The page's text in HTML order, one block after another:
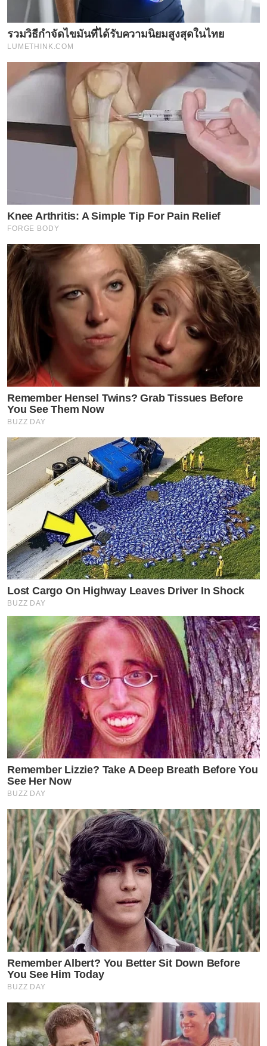
พิทยาคม ปัจจุบันศึกษาระดับอุดมศึกษาที่มหาวิทยาลัย
ศรีนครินทรวิโรฒ คณะศิลปกรรมศาสตร์
เส้นทางในวงการบันเทิง
อิงโกะ เธอเคยเข้าร่วมการแข่งขันในรายการร้องเพลงอย่าง
LODI X NEXT IDOL และได้เดบิวต์เป็นศิลปินในนามวง
Violet Wink มีผลงานออกมา 1 เพลง แต่ไม่เป็นที่รู้จักมากนัก
ก่อนจะยุติบทบาทวงลงไป หลังจากนั้นเธอได้เข้าร่วมเป็น
ศิลปินฝึกหัดในค่าย LIT Entertainment ประมาณ 6 เดือน
ก่อนจะได้รวมตัวกับสมาชิกอีก 2 คน คือ มาเบล สุชาดา และ
พิมมา พิมพ์มาดา เดบิวต์ในนามวง PiXXiE และมีผลงาน
เพลงฮิตอย่างในปัจจุบัน และล่าสุดก็เพิ่งมีอัลบั้มแรกที่มีชื่อ
ว่า “BLOOM”
ผลงานเพลง
• อัลบั้ม BLOOM
• เด็ด
• มูเตลู
• เกินต้าน
• งอนละ
รวมวิธีกำจัดไขมันที่ได้รับความนิยมสูงสุดในไทย
LUMETHINK.COM
Knee Arthritis: A Simple Tip For Pain Relief
FORGE BODY
Remember Hensel Twins? Grab Tissues Before
You See Them Now
BUZZ DAY
Lost Cargo On Highway Leaves Driver In Shock
BUZZ DAY
Remember Lizzie? Take A Deep Breath Before You
See Her Now
BUZZ DAY
Remember Albert? You Better Sit Down Before
You See Him Today
BUZZ DAY